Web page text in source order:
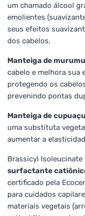
um chamado álcool
emolientes
seus efeitos
dos cabelos.
Manteiga de
cabelo e melhora sua
protegendo os
prevenindo pontas
Manteiga de cupuaçu
uma substituta
aumentar a
Brassicyl Isoleucinate
surfactante
certificado pela
para cuidados
materiais vegetais